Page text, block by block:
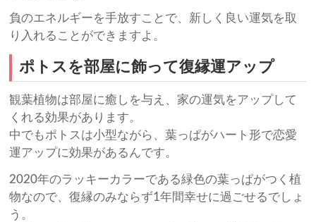
負のエネルギーを手放すことで、新しく良い運気を取
り入れることができますよ。
ポトスを部屋に飾って復縁運アップ
観葉植物は部屋に癒しを与え、家の運気をアップして
くれる効果があります。
中でもポトスは小型ながら、葉っぱがハート形で恋愛
運アップに効果があるんです。
2020年のラッキーカラーである緑色の葉っぱがつく植
物なので、復縁のみならず1年間幸せに過ごせるでしょ
う。